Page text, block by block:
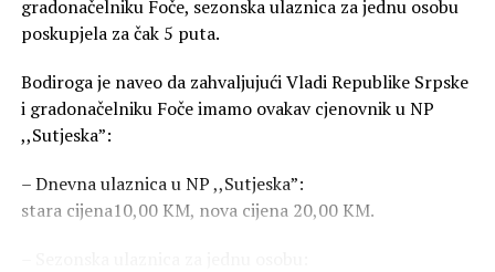
„Ovo nije prijedlog. Ovo je
zahtjev. Vrijeme je da vlast
preuzme odgovornost ili da
ode. Građani Republike
Srpske neće više trpjeti
neodgovornost,
gradonačelniku Foče, sezonska ulaznica za jednu osobu
poskupjela za čak 5 puta.
Bodiroga je naveo da zahvaljujući Vladi Republike Srpske
i gradonačelniku Foče imamo ovakav cjenovnik u NP
,,Sutjeska”:
– Dnevna ulaznica u NP ,,Sutjeska”:
stara cijena10,00 KM, nova cijena 20,00 KM.